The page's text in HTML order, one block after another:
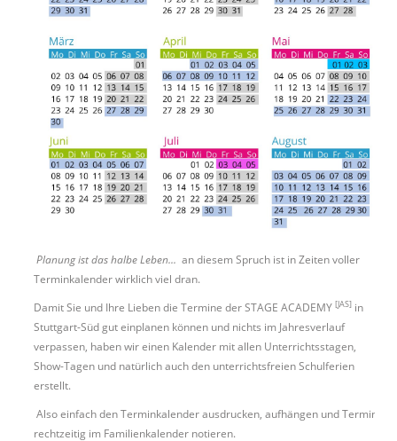
Planung ist das halbe Leben... an diesem Spruch ist in Zeiten voller
Terminkalender wirklich viel dran.
Damit Sie und Ihre Lieben die Termine der STAGE ACADEMY [JAS] in
Stuttgart-Süd gut einplanen können und nichts im Jahresverlauf
verpassen, haben wir einen Kalender mit allen Unterrichtsstagen,
Show-Tagen und natürlich auch den unterrichtsfreien Schulferien
erstellt.
Also einfach den Terminkalender ausdrucken, aufhängen und Termine
rechtzeitig im Familienkalender notieren.